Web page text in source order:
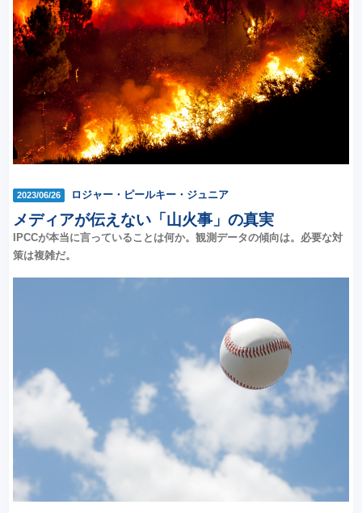
2023/06/26 ロジャー・ピールキー・ジュニア
メディアが伝えない「山火事」の真実
IPCCが本当に言っていることは何か。観測データの傾向は。必要な対
策は複雑だ。